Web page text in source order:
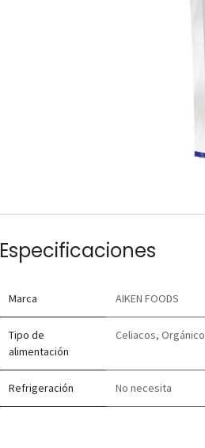
Especificaciones
Marca AIKEN FOODS
Tipo de
alimentación
Celiacos, Orgánico
Refrigeración No necesita